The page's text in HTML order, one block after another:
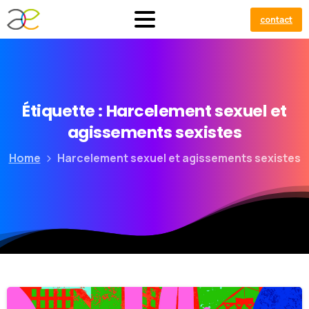
contact
Étiquette : Harcelementsexuel et
agissementssexistes
Home Harcelement sexuel et agissements sexistes